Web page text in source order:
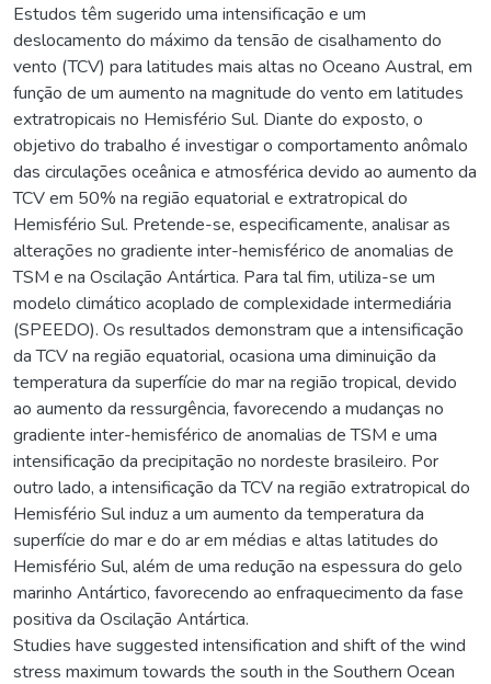
Estudos têm sugerido uma intensificação e um
deslocamento do máximo da tensão de cisalhamento do
vento (TCV) para latitudes mais altas no Oceano Austral, em
função de um aumento na magnitude do vento em latitudes
extratropicais no Hemisfério Sul. Diante do exposto, o
objetivo do trabalho é investigar o comportamento anômalo
das circulações oceânica e atmosférica devido ao aumento da
TCV em 50% na região equatorial e extratropical do
Hemisfério Sul. Pretende-se, especificamente, analisar as
alterações no gradiente inter-hemisférico de anomalias de
TSM e na Oscilação Antártica. Para tal fim, utiliza-se um
modelo climático acoplado de complexidade intermediária
(SPEEDO). Os resultados demonstram que a intensificação
da TCV na região equatorial, ocasiona uma diminuição da
temperatura da superfície do mar na região tropical, devido
ao aumento da ressurgência, favorecendo a mudanças no
gradiente inter-hemisférico de anomalias de TSM e uma
intensificação da precipitação no nordeste brasileiro. Por
outro lado, a intensificação da TCV na região extratropical do
Hemisfério Sul induz a um aumento da temperatura da
superfície do mar e do ar em médias e altas latitudes do
Hemisfério Sul, além de uma redução na espessura do gelo
marinho Antártico, favorecendo ao enfraquecimento da fase
positiva da Oscilação Antártica.
Studies have suggested intensification and shift of the wind
stress maximum towards the south in the Southern Ocean